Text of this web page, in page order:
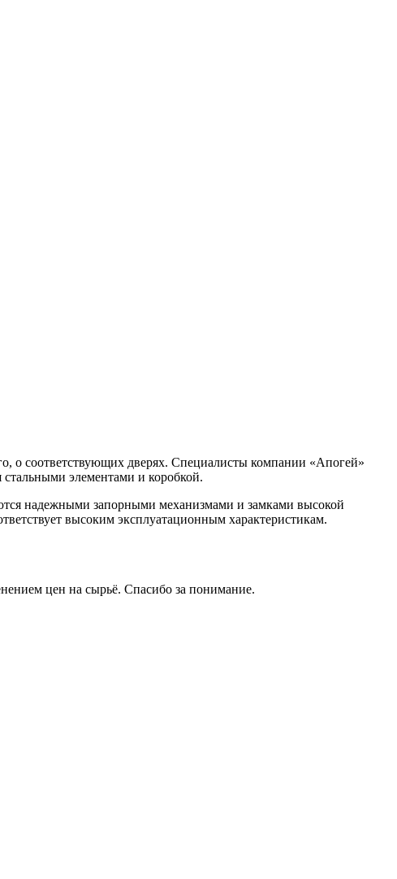
о соответствующих дверях. Специалисты компании «Апогей»
элементами и коробкой.
надежными запорными механизмами и замками высокой
высоким эксплуатационным характеристикам.
цен на сырьё. Спасибо за понимание.